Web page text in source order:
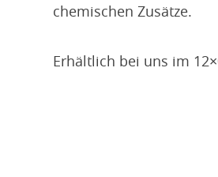
chemischen Zusätze.
Erhältlich bei uns im